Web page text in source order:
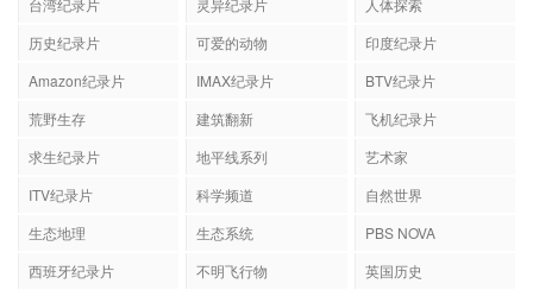
历史纪录片
可爱的动物
印度纪录片
Amazon纪录片
IMAX纪录片
BTV纪录片
荒野生存
建筑翻新
飞机纪录片
求生纪录片
地平线系列
艺术家
ITV纪录片
科学频道
自然世界
生态地理
生态系统
PBS NOVA
西班牙纪录片
不明飞行物
英国历史